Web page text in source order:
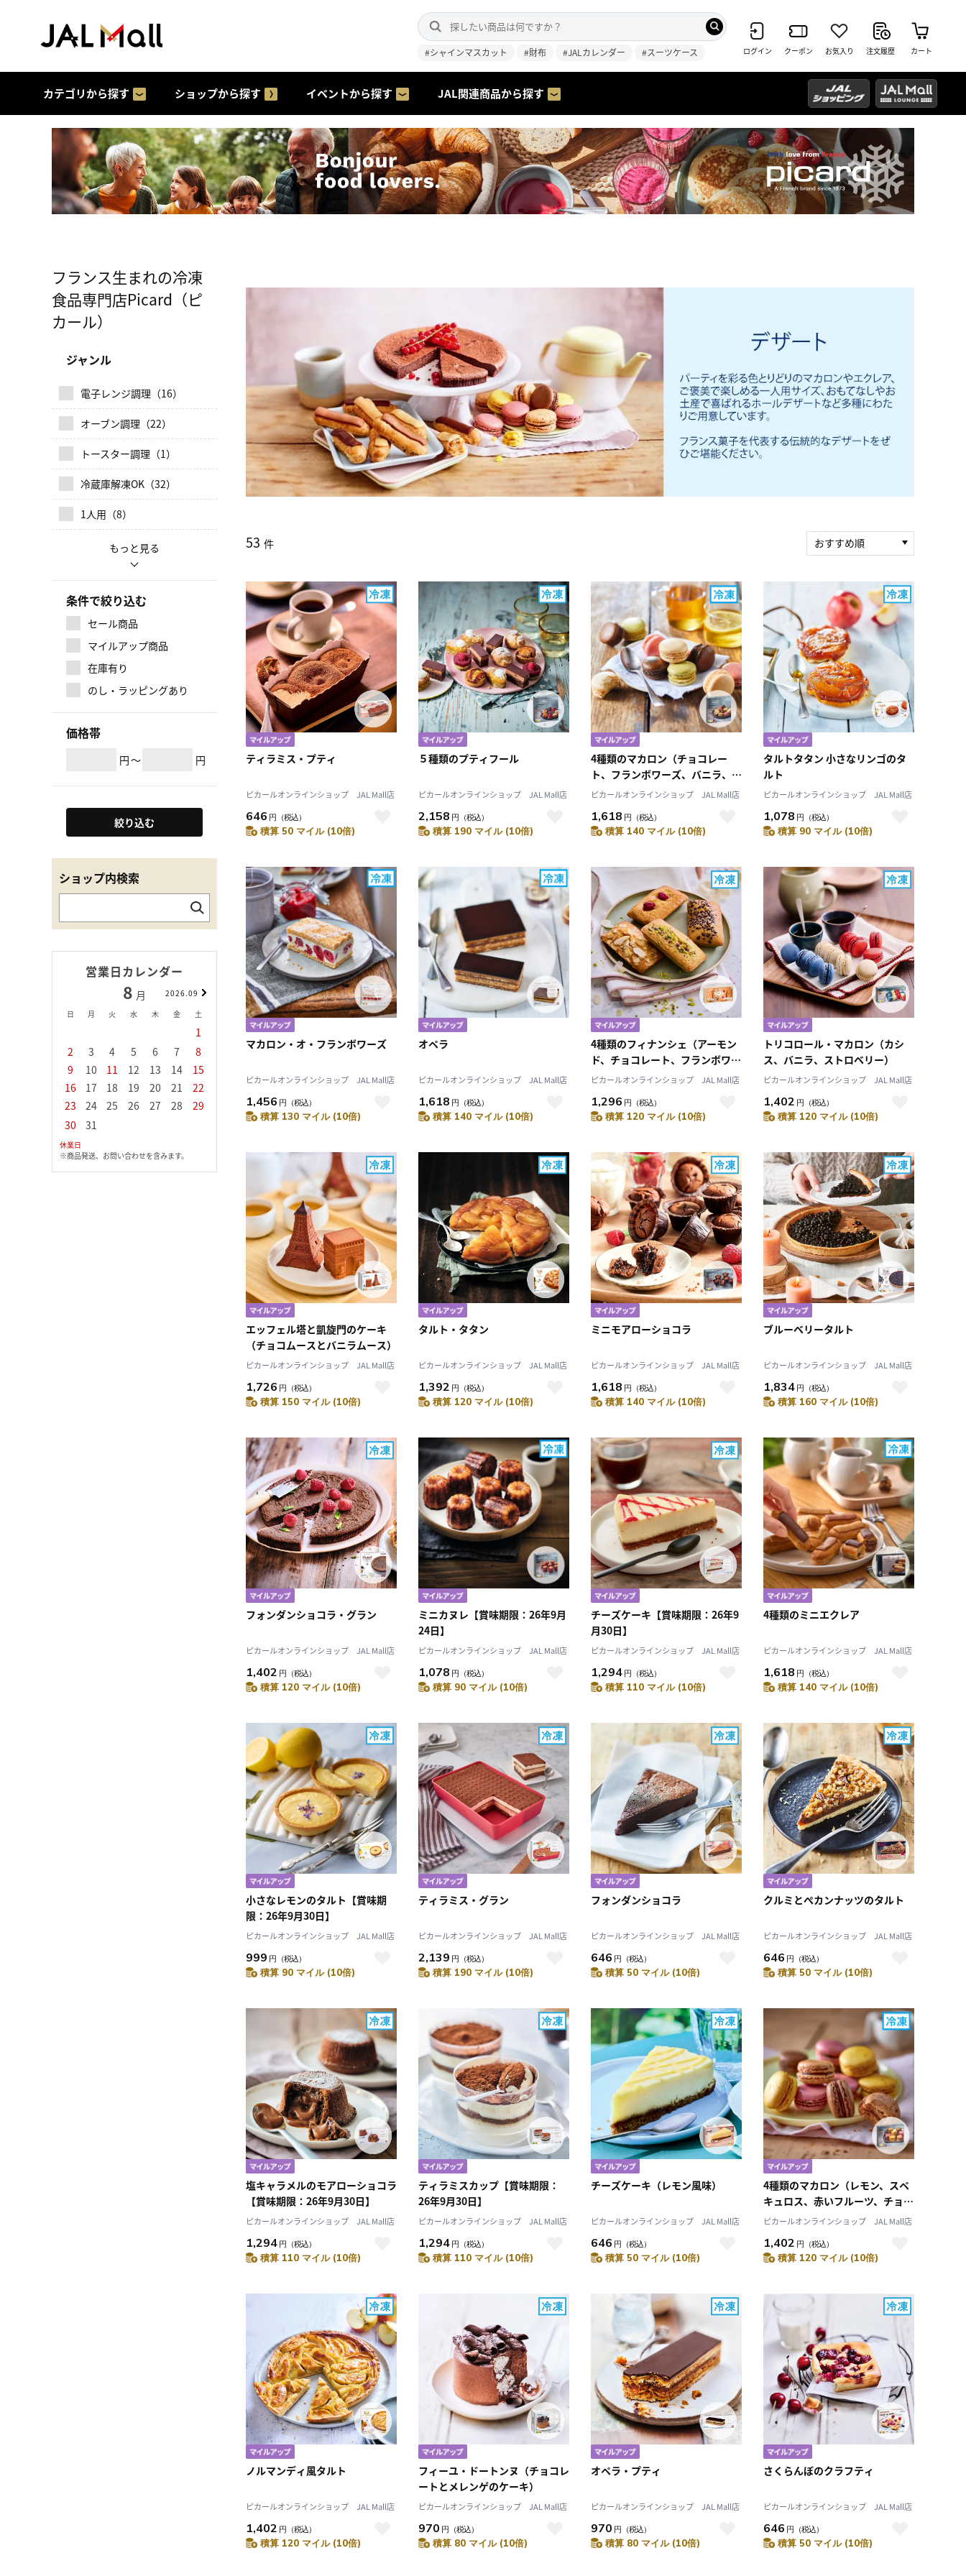
#シャインマスカット #財布 #JALカレンダー #スーツケース ログイン クーポン お気入り 注文履歴 カート
カテゴリから探す ショップから探す イベントから探す JAL関連商品から探す
フランス生まれの冷凍
食品専門店Picard（ピ
カール）
マイルアップ商品
条件で絞り込む
セール商品
在庫有り
のし・ラッピングあり
価格帯
円～ 円
ジャンル
電子レンジ調理（16）
オーブン調理（22）
トースター調理（1）
冷蔵庫解凍OK（32）
1人用（8）
絞り込む
ショップ内検索
営業日カレンダー
8 月
2026.09
日
月 火 水 木 金 土
1
2
3 4 5 6 7
8
9
10 11 12 13 14
15
16
17 18 19 20 21
22
23
24 25 26 27 28
29
30
31
9月
2026.10
月 火 水 木 金 土
1
7 8 9 10 11
12
21 22 23 24 25
26
28 29 30
10
2026.11
日
水 木 金 土
5 6
18
19 20 21 22 23
24
26 27 28 29
休業日
※商品発送、お問い合わせを含みます。
53 件
おすすめ順
積算マイル率（高い
順）
人気順
レビュー件数（多い
順）
レビュー評価（高い
順）
価格（安い順）
価格（高い順）
ティラミス・プティ
ピカールオンラインショップ JAL Mall店
646 円 （税込）
積算 50 マイル (10倍)
５種類のプティフール
ピカールオンラインショップ JAL Mall店
2,158 円 （税込）
積算 190 マイル (10倍)
4種類のマカロン（チョコレー
ト、フランボワーズ、バニラ、ピ
スタチオ）
ピカールオンラインショップ JAL Mall店
1,618 円 （税込）
積算 140 マイル (10倍)
タルトタタン 小さなリンゴのタ
ルト
ピカールオンラインショップ JAL Mall店
1,078 円 （税込）
積算 90 マイル (10倍)
マカロン・オ・フランボワーズ
ピカールオンラインショップ JAL Mall店
1,456 円 （税込）
積算 130 マイル (10倍)
オペラ
ピカールオンラインショップ JAL Mall店
1,618 円 （税込）
積算 140 マイル (10倍)
4種類のフィナンシェ（アーモン
ド、チョコレート、フランボワー
ズ、ピスタチオ）
ピカールオンラインショップ JAL Mall店
1,296 円 （税込）
積算 120 マイル (10倍)
トリコロール・マカロン（カシ
ス、バニラ、ストロベリー）
ピカールオンラインショップ JAL Mall店
1,402 円 （税込）
積算 120 マイル (10倍)
エッフェル塔と凱旋門のケーキ
（チョコムースとバニラムース）
ピカールオンラインショップ JAL Mall店
1,726 円 （税込）
積算 150 マイル (10倍)
タルト・タタン
ピカールオンラインショップ JAL Mall店
1,392 円 （税込）
積算 120 マイル (10倍)
ミニモアローショコラ
ピカールオンラインショップ JAL Mall店
1,618 円 （税込）
積算 140 マイル (10倍)
ブルーベリータルト
ピカールオンラインショップ JAL Mall店
1,834 円 （税込）
積算 160 マイル (10倍)
フォンダンショコラ・グラン
ピカールオンラインショップ JAL Mall店
1,402 円 （税込）
積算 120 マイル (10倍)
ミニカヌレ【賞味期限：26年9月
24日】
ピカールオンラインショップ JAL Mall店
1,078 円 （税込）
積算 90 マイル (10倍)
チーズケーキ【賞味期限：26年9
月30日】
ピカールオンラインショップ JAL Mall店
1,294 円 （税込）
積算 110 マイル (10倍)
4種類のミニエクレア
ピカールオンラインショップ JAL Mall店
1,618 円 （税込）
積算 140 マイル (10倍)
小さなレモンのタルト【賞味期
限：26年9月30日】
ピカールオンラインショップ JAL Mall店
999 円 （税込）
積算 90 マイル (10倍)
ティラミス・グラン
ピカールオンラインショップ JAL Mall店
2,139 円 （税込）
積算 190 マイル (10倍)
フォンダンショコラ
ピカールオンラインショップ JAL Mall店
646 円 （税込）
積算 50 マイル (10倍)
クルミとぺカンナッツのタルト
ピカールオンラインショップ JAL Mall店
646 円 （税込）
積算 50 マイル (10倍)
塩キャラメルのモアローショコラ
【賞味期限：26年9月30日】
ピカールオンラインショップ JAL Mall店
1,294 円 （税込）
積算 110 マイル (10倍)
ティラミスカップ【賞味期限：
26年9月30日】
ピカールオンラインショップ JAL Mall店
1,294 円 （税込）
積算 110 マイル (10倍)
チーズケーキ（レモン風味）
ピカールオンラインショップ JAL Mall店
646 円 （税込）
積算 50 マイル (10倍)
4種類のマカロン（レモン、スペ
キュロス、赤いフルーツ、チョコ
レート）
ピカールオンラインショップ JAL Mall店
1,402 円 （税込）
積算 120 マイル (10倍)
ノルマンディ風タルト
ピカールオンラインショップ JAL Mall店
1,402 円 （税込）
積算 120 マイル (10倍)
フィーユ・ドートンヌ（チョコレ
ートとメレンゲのケーキ）
ピカールオンラインショップ JAL Mall店
970 円 （税込）
積算 80 マイル (10倍)
オペラ・プティ
ピカールオンラインショップ JAL Mall店
970 円 （税込）
積算 80 マイル (10倍)
さくらんぼのクラフティ
ピカールオンラインショップ JAL Mall店
646 円 （税込）
積算 50 マイル (10倍)